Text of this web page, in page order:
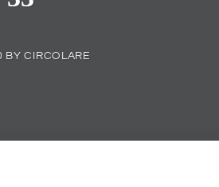
BYCIRCOLARE